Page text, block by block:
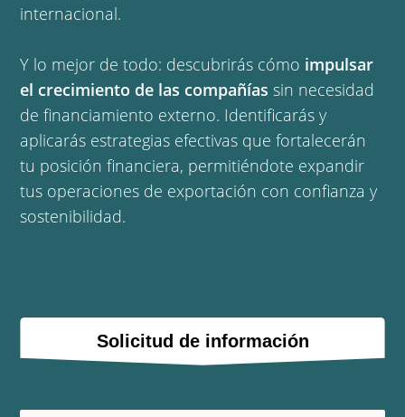
internacional.
Y lo mejor de todo: descubrirás cómo impulsar
el crecimiento de las compañías sin necesidad
de financiamiento externo. Identificarás y
aplicarás estrategias efectivas que fortalecerán
tu posición financiera, permitiéndote expandir
tus operaciones de exportación con confianza y
sostenibilidad.
Solicitud de información